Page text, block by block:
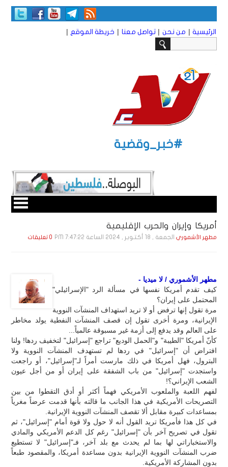
الرئيسية | من نحن | تواصل معنا | خريطة الموقع |
#خبر_وقضية
أمريكا وإيران والحرب الإقليمية
مطهر الأشموري الجمعة , 18 أكـتـوبـر , 2024 الساعة 7:47:22 PM 0 تعليقات
مطهر الأشموري / لا ميديا -
كيف تقدم أمريكا نفسها في مسألة الرد "الإسرائيلي"
المحتمل على إيران؟
مرة تقول إنها ترفض أو لا تريد استهداف المنشآت النووية
الإيرانية، ومرة أخرى تقول إن قصف المنشآت النفطية يولد مخاطر
على العالم وقد يدفع إلى أزمة غير مسبوقة عالمياً...
كأنّ أمريكا "الطيبة" و"الحمل الوديع" تراجع "إسرائيل" لتخفيف ردها! ولنا
افتراض أن "إسرائيل" في ردها لم تستهدف المنشآت النووية ولا
البترول، فهل أمريكا في ذلك مارست أمراً لـ"إسرائيل"، أو راجعت
واستجدت "إسرائيل" من باب الشفقة على إيران أو من أجل عيون
الشعب الإيراني؟!
لفهم اللعبة والملعوب الأمريكي فهماً أكثر أو أدق التقطوا من بين
التصريحات الأمريكية في هذا الجانب ما قالته بأنها قدمت عرضاً مغرياً
بمساعدات كبيرة مقابل ألا تقصف المنشآت النووية الإيرانية.
في كل هذا فأمريكا تريد القول أنه لا حول ولا قوة أمام "إسرائيل"، ثم
تقول في تصريح آخر بأن "إسرائيل" رغم كل الدعم الأمريكي والمادي
والاستخباراتي لها بما لم يحدث مع بلد آخر، فـ"إسرائيل" لا تستطيع
ضرب المنشآت النووية الإيرانية بدون مساعدة أمريكا، والمقصود طبعاً
بدون المشاركة الأمريكية.